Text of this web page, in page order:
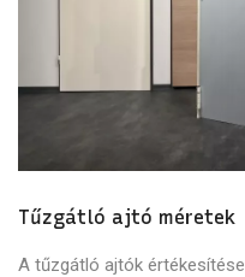
Tűzgátló ajtó méretek
A tűzgátló ajtók